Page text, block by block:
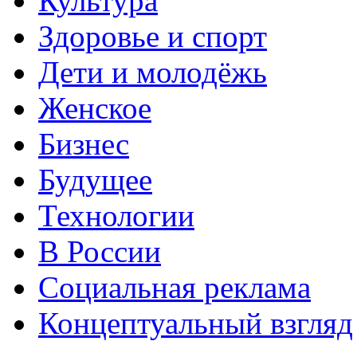
Здоровье и спорт
Дети и молодёжь
Женское
Бизнес
Будущее
Технологии
В России
Социальная реклама
Концептуальный взгляд